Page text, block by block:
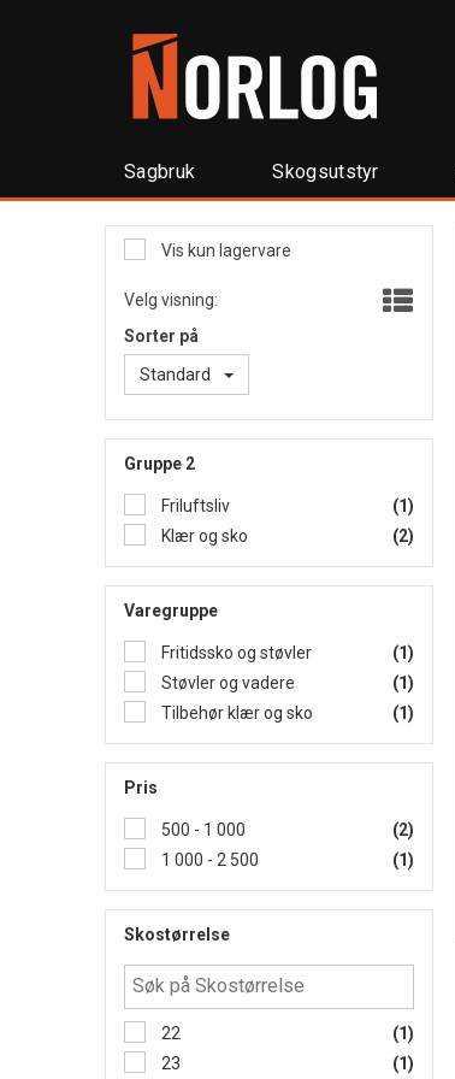
Sagbruk Skogsutstyr
Vis kun lagervare
Velg visning:
Sorter på
Standard
Gruppe 2
Friluftsliv
(1)
Klær og sko
(2)
Varegruppe
Fritidssko og støvler
(1)
Støvler og vadere
(1)
Tilbehør klær og sko
(1)
Pris
500 - 1 000
(2)
1 000 - 2 500
(1)
Skostørrelse
22
(1)
23
(1)